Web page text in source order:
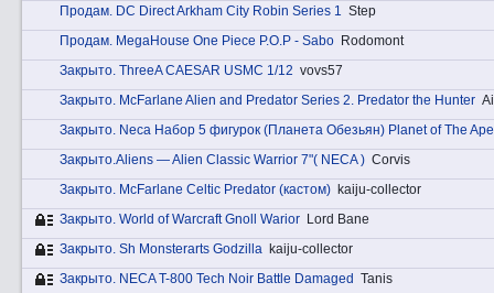
Прoдам. DC Direct Arkham City Robin Series 1 Step
Прoдам. MegaHouse One Piece P.O.P - Sabo Rodomont
Закрытo. ThreeA CAESAR USMC 1/12 vovs57
Закрытo. McFarlane Alien and Predator Series 2. Predator the Hunter
Закрытo. Neca Набор 5 фигурок (Планета Обезьян) Planet of The
Закрытo.Aliens — Alien Classic Warrior 7"( NECA ) Corvis
Закрытo. McFarlane Celtic Predator (кастом) kaiju-collector
Закрытo. World of Warcraft Gnoll Warior Lord Bane
Закрытo. Sh Monsterarts Godzilla kaiju-collector
Закрытo. NECA T-800 Tech Noir Battle Damaged Tanis